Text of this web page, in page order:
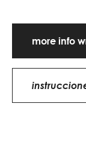
more info